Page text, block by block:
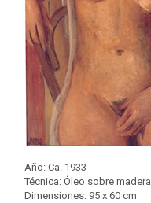
Año: Ca. 1933
Técnica: Óleo sobre madera
Dimensiones: 95 x 60 cm